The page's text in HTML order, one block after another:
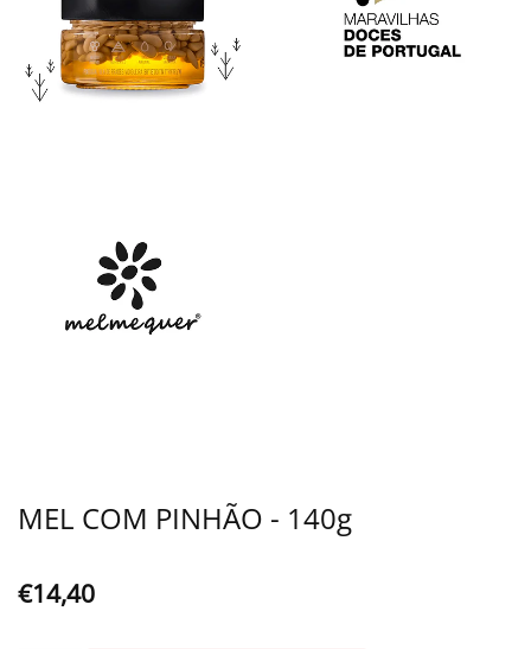
MEL COM PINHÃO - 140g
€14,40